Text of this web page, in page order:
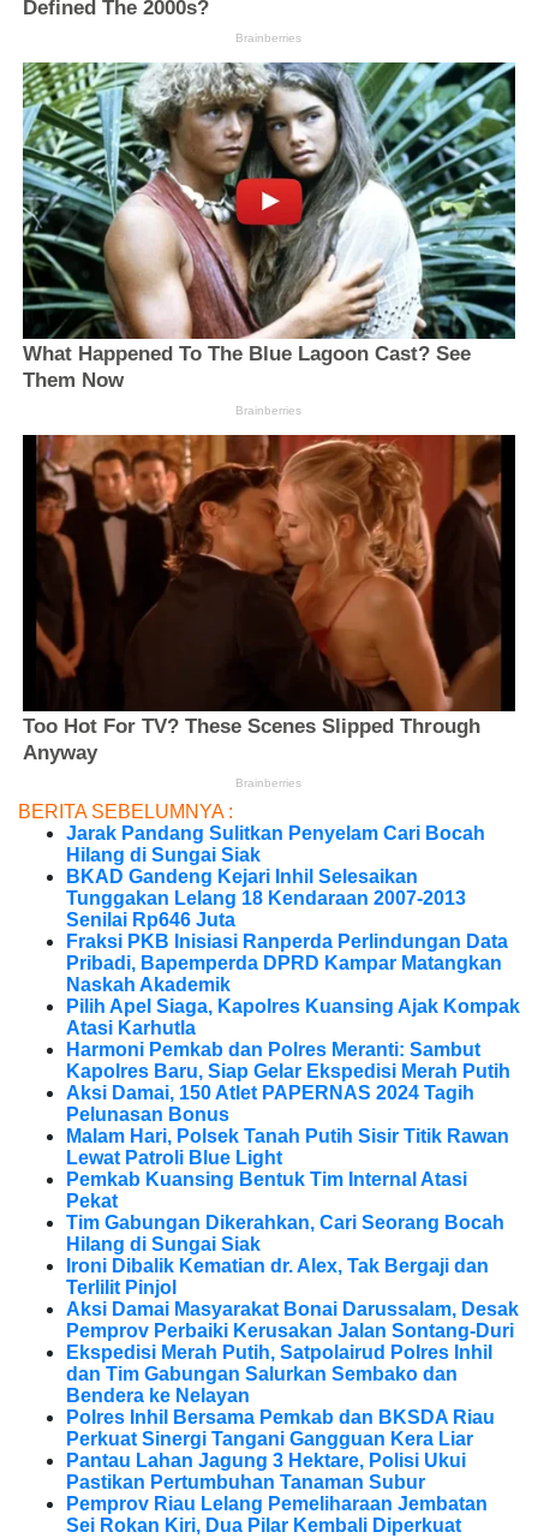
BERITA SEBELUMNYA :
Jarak Pandang Sulitkan Penyelam Cari Bocah
Hilang di Sungai Siak
BKAD Gandeng Kejari Inhil Selesaikan
Tunggakan Lelang 18 Kendaraan 2007-2013
Senilai Rp646 Juta
Fraksi PKB Inisiasi Ranperda Perlindungan Data
Pribadi, Bapemperda DPRD Kampar Matangkan
Naskah Akademik
Pilih Apel Siaga, Kapolres Kuansing Ajak Kompak
Atasi Karhutla
Harmoni Pemkab dan Polres Meranti: Sambut
Kapolres Baru, Siap Gelar Ekspedisi Merah Putih
Aksi Damai, 150 Atlet PAPERNAS 2024 Tagih
Pelunasan Bonus
Malam Hari, Polsek Tanah Putih Sisir Titik Rawan
Lewat Patroli Blue Light
Pemkab Kuansing Bentuk Tim Internal Atasi
Pekat
Tim Gabungan Dikerahkan, Cari Seorang Bocah
Hilang di Sungai Siak
Ironi Dibalik Kematian dr. Alex, Tak Bergaji dan
Terlilit Pinjol
Aksi Damai Masyarakat Bonai Darussalam, Desak
Pemprov Perbaiki Kerusakan Jalan Sontang-Duri
Ekspedisi Merah Putih, Satpolairud Polres Inhil
dan Tim Gabungan Salurkan Sembako dan
Bendera ke Nelayan
Polres Inhil Bersama Pemkab dan BKSDA Riau
Perkuat Sinergi Tangani Gangguan Kera Liar
Pantau Lahan Jagung 3 Hektare, Polisi Ukui
Pastikan Pertumbuhan Tanaman Subur
Pemprov Riau Lelang Pemeliharaan Jembatan
Sei Rokan Kiri, Dua Pilar Kembali Diperkuat